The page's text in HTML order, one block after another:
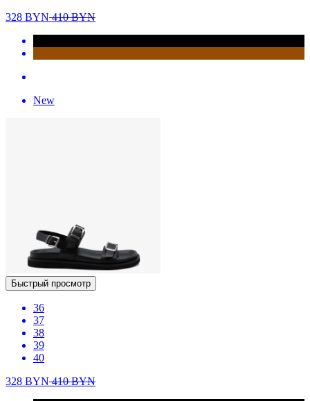
328 BYN410BYN
New
Быстрый просмотр
36
37
38
39
40
328 BYN410BYN